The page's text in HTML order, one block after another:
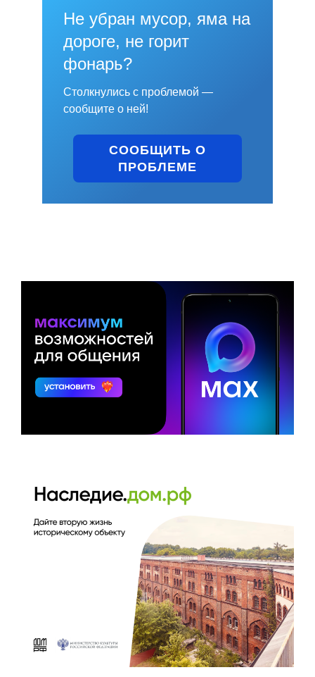
Не убран мусор, яма на
дороге, не горит
фонарь?
Столкнулись с проблемой —
сообщите о ней!
СООБЩИТЬ О
ПРОБЛЕМЕ